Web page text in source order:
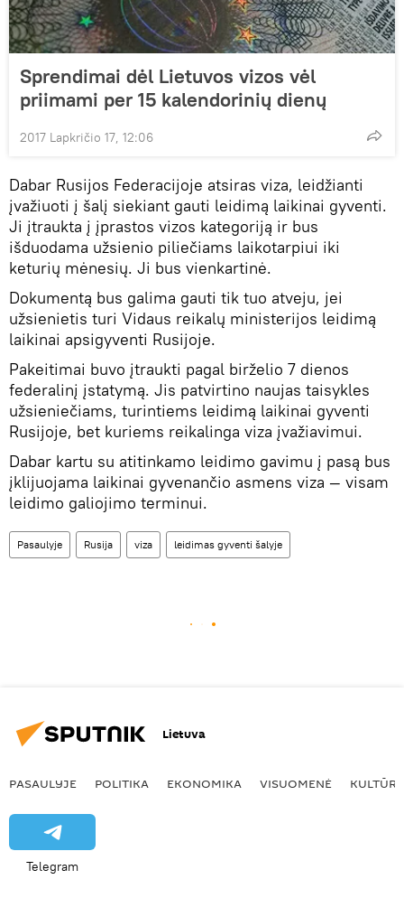
Sprendimai dėl Lietuvos vizos vėl
priimami per 15 kalendorinių dienų
2017 Lapkričio 17, 12:06
Dabar Rusijos Federacijoje atsiras viza, leidžianti
įvažiuoti į šalį siekiant gauti leidimą laikinai gyventi.
Ji įtraukta į įprastos vizos kategoriją ir bus
išduodama užsienio piliečiams laikotarpiui iki
keturių mėnesių. Ji bus vienkartinė.
Dokumentą bus galima gauti tik tuo atveju, jei
užsienietis turi Vidaus reikalų ministerijos leidimą
laikinai apsigyventi Rusijoje.
Pakeitimai buvo įtraukti pagal birželio 7 dienos
federalinį įstatymą. Jis patvirtino naujas taisykles
užsieniečiams, turintiems leidimą laikinai gyventi
Rusijoje, bet kuriems reikalinga viza įvažiavimui.
Dabar kartu su atitinkamo leidimo gavimu į pasą bus
įklijuojama laikinai gyvenančio asmens viza — visam
leidimo galiojimo terminui.
Pasaulyje Rusija viza leidimas gyventi šalyje
Lietuva
PASAULYJE POLITIKA EKONOMIKA VISUOMENĖ KULTŪRA
Telegram